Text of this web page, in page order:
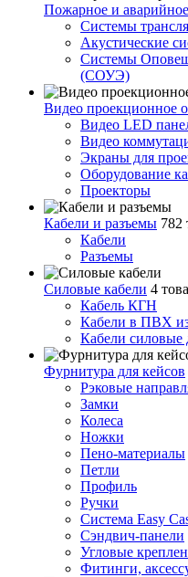
Пожарное и
Cистемы
Акустические
Системы
(СОУЭ)
Видео проекционное
Видео LED
Видео
Экраны для
Оборудование
Проекторы
Кабели и разъемы 782
Кабели
Разъемы
Силовые кабели 4
Кабель КГН
Кабели в ПВХ
Кабели силовые
Фурнитура для кейсов
Рэковые
Замки
Колеса
Ножки
Пено-материалы
Петли
Профиль
Ручки
Система Easy
Сэндвич-панели
Угловые
Фитинги,